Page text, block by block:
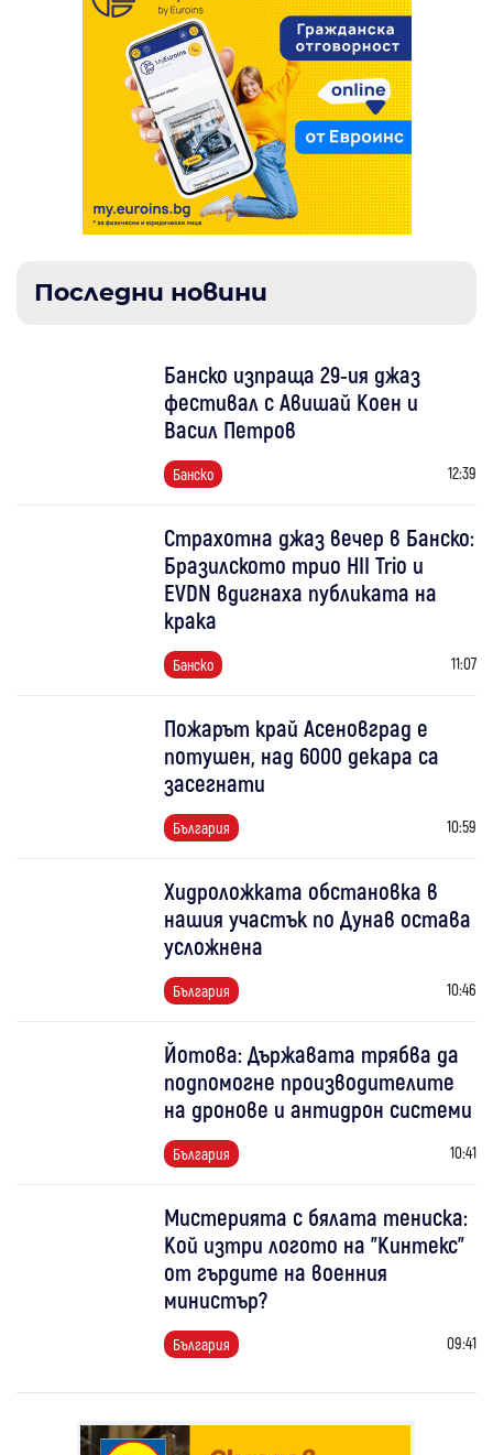
Последни новини
Банско изпраща 29-ия джаз
фестивал с Авишай Коен и
Васил Петров
Банско 12:39
Страхотна джаз вечер в Банско:
Бразилското трио HII Trio и
EVDN вдигнаха публиката на
крака
Банско 11:07
Пожарът край Асеновград е
потушен, над 6000 декара са
засегнати
България 10:59
Хидроложката обстановка в
нашия участък по Дунав остава
усложнена
България 10:46
Йотова: Държавата трябва да
подпомогне производителите
на дронове и антидрон системи
България 10:41
Мистерията с бялата тениска:
Кой изтри логото на "Кинтекс"
от гърдите на военния
министър?
България 09:41